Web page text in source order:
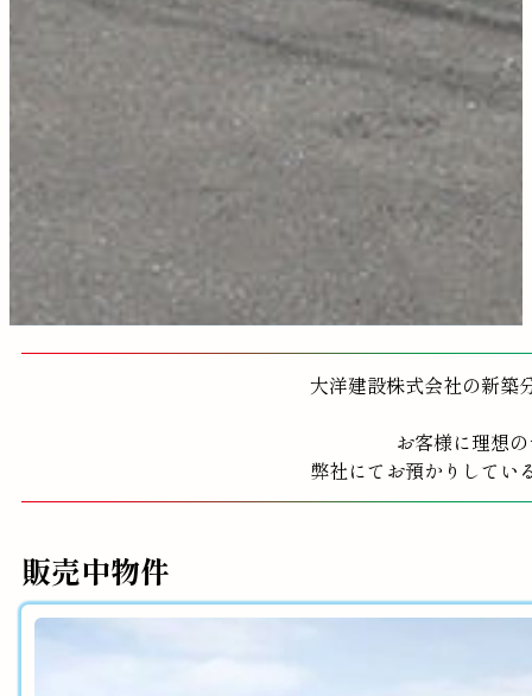
大洋建設株式会社の新築
お客様に理想
弊社にてお預かりしてい
販売中物件